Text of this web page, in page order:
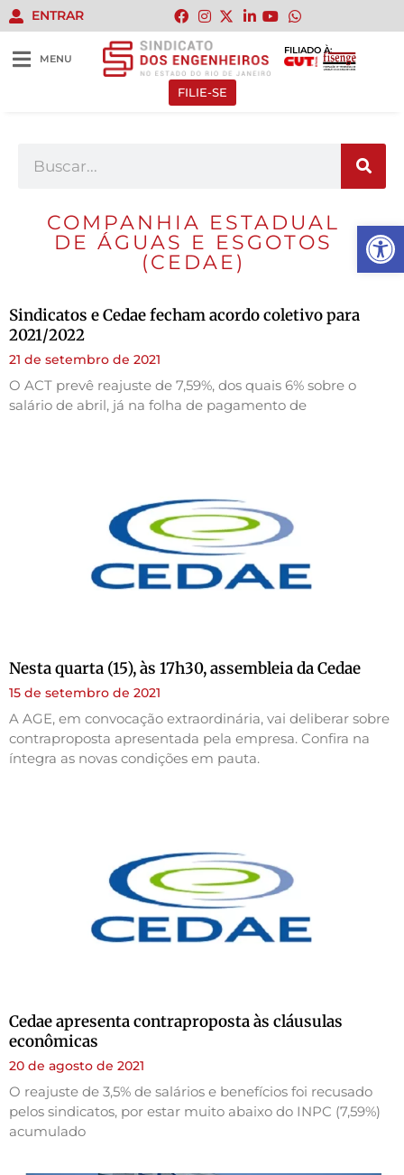
Abrir
ENTRAR
MENU
FILIADO À:
FILIE-SE
COMPANHIA ESTADUAL
DE ÁGUAS E ESGOTOS
(CEDAE)
Sindicatos e Cedae fecham acordo coletivo para
2021/2022
21 de setembro de 2021
O ACT prevê reajuste de 7,59%, dos quais 6% sobre o
salário de abril, já na folha de pagamento de
Nesta quarta (15), às 17h30, assembleia da Cedae
15 de setembro de 2021
A AGE, em convocação extraordinária, vai deliberar sobre
contraproposta apresentada pela empresa. Confira na
íntegra as novas condições em pauta.
Cedae apresenta contraproposta às cláusulas
econômicas
20 de agosto de 2021
O reajuste de 3,5% de salários e benefícios foi recusado
pelos sindicatos, por estar muito abaixo do INPC (7,59%)
acumulado